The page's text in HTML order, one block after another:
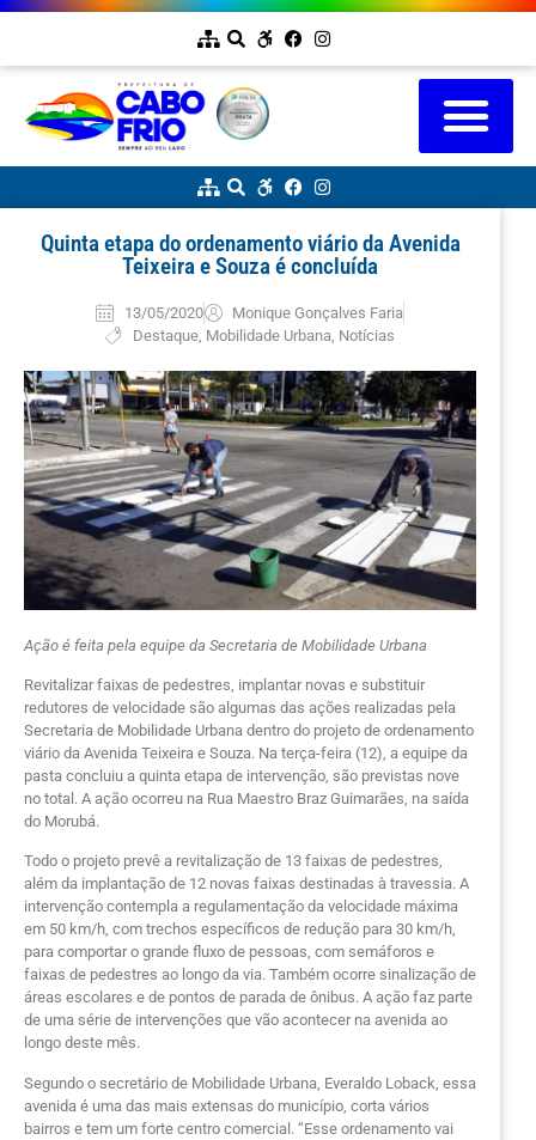
Quinta etapa do ordenamento viário da Avenida
Teixeira e Souza é concluída
13/05/2020
Monique Gonçalves Faria
Destaque Mobilidade Urbana Notícias
Ação é feita pela equipe da Secretaria de Mobilidade Urbana
Revitalizar faixas de pedestres, implantar novas e substituir
redutores de velocidade são algumas das ações realizadas pela
Secretaria de Mobilidade Urbana dentro do projeto de ordenamento
viário da Avenida Teixeira e Souza. Na terça-feira (12), a equipe da
pasta concluiu a quinta etapa de intervenção, são previstas nove
no total. A ação ocorreu na Rua Maestro Braz Guimarães, na saída
do Morubá.
Todo o projeto prevê a revitalização de 13 faixas de pedestres,
além da implantação de 12 novas faixas destinadas à travessia. A
intervenção contempla a regulamentação da velocidade máxima
em 50 km/h, com trechos específicos de redução para 30 km/h,
para comportar o grande fluxo de pessoas, com semáforos e
faixas de pedestres ao longo da via. Também ocorre sinalização de
áreas escolares e de pontos de parada de ônibus. A ação faz parte
de uma série de intervenções que vão acontecer na avenida ao
longo deste mês.
Segundo o secretário de Mobilidade Urbana, Everaldo Loback, essa
avenida é uma das mais extensas do município, corta vários
bairros e tem um forte centro comercial. “Esse ordenamento vai